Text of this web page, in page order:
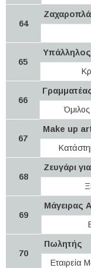
64
65
66
67
Make up
68
Ζευγάρι
69
Μάγειρας
70
Πωλητής
Εταιρεία